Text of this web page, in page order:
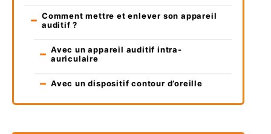
Comment mettre et enlever son appareil
auditif ?
Avec un appareil auditif intra-
auriculaire
Avec un dispositif contour d’oreille